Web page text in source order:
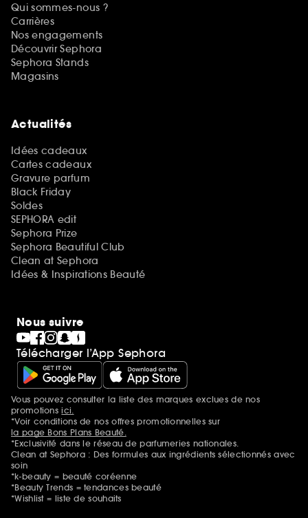
Qui sommes-nous ?
Carrières
Nos engagements
Découvrir Sephora
Sephora Stands
Magasins
Actualités
Idées cadeaux
Cartes cadeaux
Gravure parfum
Black Friday
Soldes
SEPHORA edit
Sephora Prize
Sephora Beautiful Club
Clean at Sephora
Idées & Inspirations Beauté
Nous suivre
Télécharger l’App Sephora
Mentions additionnelles
Vous pouvez consulter la liste des marques exclues de nos
promotionsici.
*Voir conditions de nos offres promotionnelles sur
la page Bons Plans Beauté.
*Exclusivité dans le réseau de parfumeries nationales.
Clean at Sephora : Des formules aux ingrédients sélectionnés avec
soin
*k-beauty = beauté coréenne
*Beauty Trends = tendances beauté
*Wishlist = liste de souhaits